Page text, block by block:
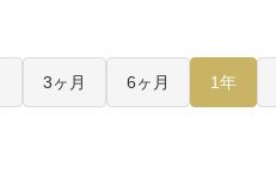
3ヶ月 6ヶ月 1年